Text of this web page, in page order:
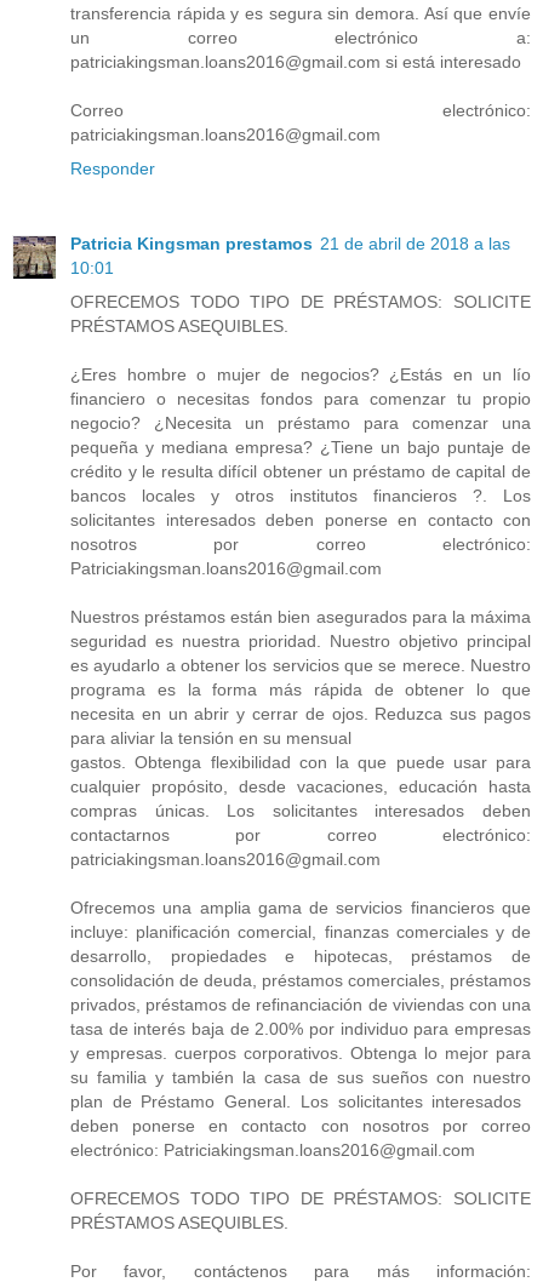
transferencia rápida y es segura sin demora. Así que envíe
un correo electrónico a:
patriciakingsman.loans2016@gmail.com si está interesado
Correo electrónico:
patriciakingsman.loans2016@gmail.com
Responder
Patricia Kingsman prestamos 21 de abril de 2018 a las
10:01
OFRECEMOS TODO TIPO DE PRÉSTAMOS: SOLICITE
PRÉSTAMOS ASEQUIBLES.
¿Eres hombre o mujer de negocios? ¿Estás en un lío
financiero o necesitas fondos para comenzar tu propio
negocio? ¿Necesita un préstamo para comenzar una
pequeña y mediana empresa? ¿Tiene un bajo puntaje de
crédito y le resulta difícil obtener un préstamo de capital de
bancos locales y otros institutos financieros ?. Los
solicitantes interesados ​​deben ponerse en contacto con
nosotros por correo electrónico:
Patriciakingsman.loans2016@gmail.com
Nuestros préstamos están bien asegurados para la máxima
seguridad es nuestra prioridad. Nuestro objetivo principal
es ayudarlo a obtener los servicios que se merece. Nuestro
programa es la forma más rápida de obtener lo que
necesita en un abrir y cerrar de ojos. Reduzca sus pagos
para aliviar la tensión en su mensual
gastos. Obtenga flexibilidad con la que puede usar para
cualquier propósito, desde vacaciones, educación hasta
compras únicas. Los solicitantes interesados ​​deben
contactarnos por correo electrónico:
patriciakingsman.loans2016@gmail.com
Ofrecemos una amplia gama de servicios financieros que
incluye: planificación comercial, finanzas comerciales y de
desarrollo, propiedades e hipotecas, préstamos de
consolidación de deuda, préstamos comerciales, préstamos
privados, préstamos de refinanciación de viviendas con una
tasa de interés baja de 2.00% por individuo para empresas
y empresas. cuerpos corporativos. Obtenga lo mejor para
su familia y también la casa de sus sueños con nuestro
plan de Préstamo General. Los solicitantes interesados ​​
deben ponerse en contacto con nosotros por correo
electrónico: Patriciakingsman.loans2016@gmail.com
OFRECEMOS TODO TIPO DE PRÉSTAMOS: SOLICITE
PRÉSTAMOS ASEQUIBLES.
Por favor, contáctenos para más información: